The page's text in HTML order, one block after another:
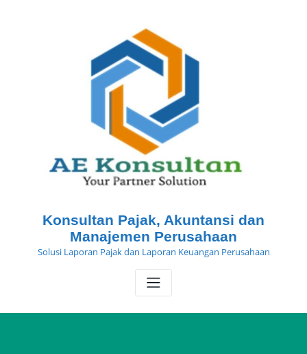
Konsultan Pajak, Akuntansi dan
Manajemen Perusahaan
Solusi Laporan Pajak dan Laporan Keuangan Perusahaan